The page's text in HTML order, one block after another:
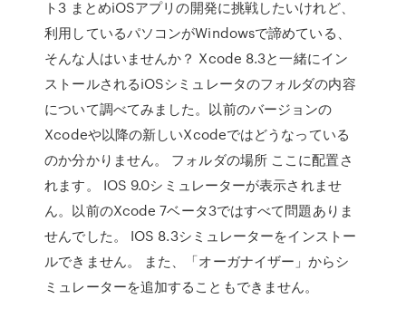
ト3 まとめiOSアプリの開発に挑戦したいけれど、
利用しているパソコンがWindowsで諦めている、
そんな人はいませんか？ Xcode 8.3と一緒にイン
ストールされるiOSシミュレータのフォルダの内容
について調べてみました。以前のバージョンの
Xcodeや以降の新しいXcodeではどうなっている
のか分かりません。 フォルダの場所 ここに配置さ
れます。 IOS 9.0シミュレーターが表示されませ
ん。以前のXcode 7ベータ3ではすべて問題ありま
せんでした。 IOS 8.3シミュレーターをインストー
ルできません。 また、「オーガナイザー」からシ
ミュレーターを追加することもできません。